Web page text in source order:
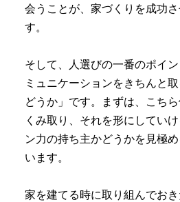
会うことが、家づくりを成功
す。
そして、人選びの一番のポイ
ミュニケーションをきちんと
どうか」です。まずは、こち
くみ取り、それを形にしてい
ン力の持ち主かどうかを見極
います。
家を建てる時に取り組んでお